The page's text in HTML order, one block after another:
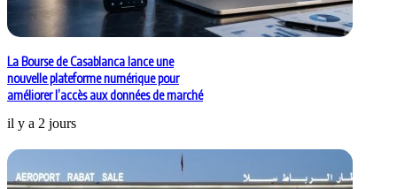
La Bourse de Casablanca lance une
nouvelle plateforme numérique pour
améliorer l’accès aux données de marché
il y a 2 jours